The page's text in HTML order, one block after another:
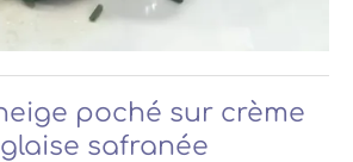
poché sur crème
safranée